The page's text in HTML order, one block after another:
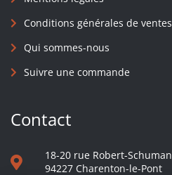
Conditions générales de ventes
Qui sommes-nous
Suivre une commande
Contact
18-20 rue Robert-Schuman
94227 Charenton-le-Pont